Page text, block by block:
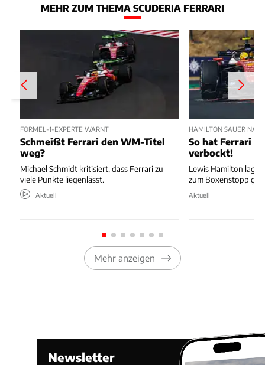
MEHR ZUM THEMA SCUDERIA FERRARI
FORMEL-1-EXPERTE WARNT
Schmeißt Ferrari den WM-Titel
weg?
Michael Schmidt kritisiert, dass Ferrari zu
viele Punkte liegenlässt.
Aktuell
HAMILTON SAUER
So hat Ferrari
verbockt!
Lewis Hamilton lag
zum Boxenstopp
Aktuell
Mehr anzeigen
Newsletter